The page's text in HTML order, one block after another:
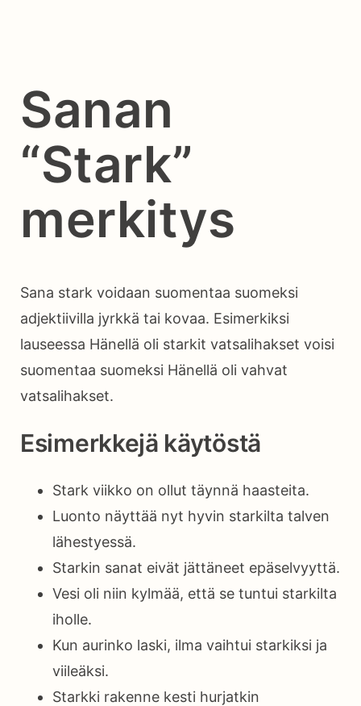
Sanan
“Stark”
merkitys
Sana stark voidaan suomentaa suomeksi
adjektiivilla jyrkkä tai kovaa. Esimerkiksi
lauseessa Hänellä oli starkit vatsalihakset voisi
suomentaa suomeksi Hänellä oli vahvat
vatsalihakset.
Esimerkkejä käytöstä
Stark viikko on ollut täynnä haasteita.
Luonto näyttää nyt hyvin starkilta talven
lähestyessä.
Starkin sanat eivät jättäneet epäselvyyttä.
Vesi oli niin kylmää, että se tuntui starkilta
iholle.
Kun aurinko laski, ilma vaihtui starkiksi ja
viileäksi.
Starkki rakenne kesti hurjatkin